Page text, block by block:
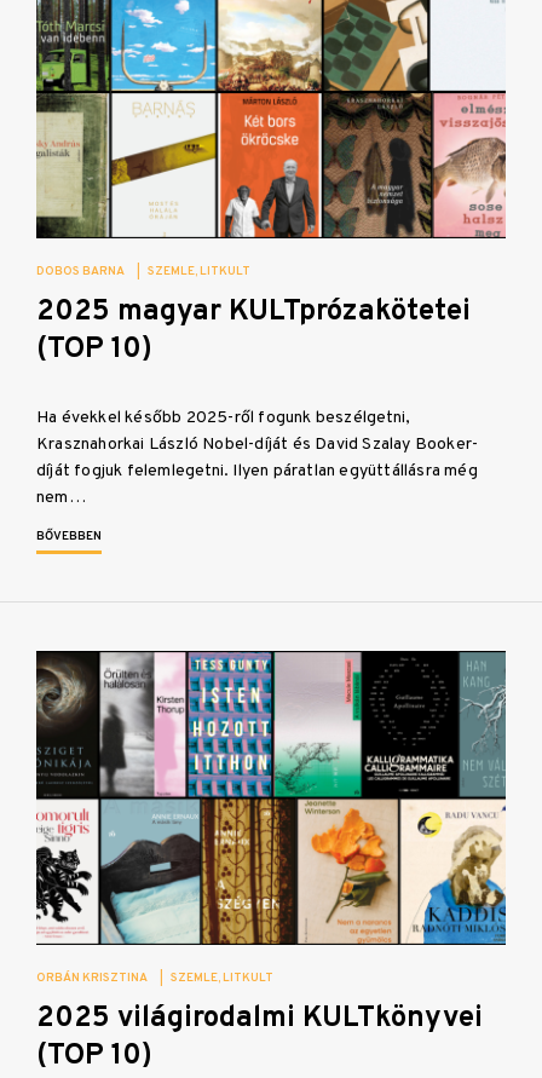
DOBOS BARNA SZEMLE LITKULT
2025 magyar KULTprózakötetei
(TOP 10)
Ha évekkel később 2025-ről fogunk beszélgetni,
Krasznahorkai László Nobel-díját és David Szalay Booker-
díját fogjuk felemlegetni. Ilyen páratlan együttállásra még
nem…
BŐVEBBEN
ORBÁN KRISZTINA SZEMLE LITKULT
2025 világirodalmi KULTkönyvei
(TOP 10)